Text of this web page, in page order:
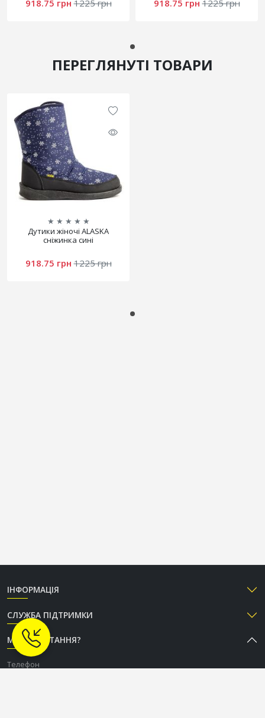
918.75 грн 1225 грн 918.75 грн 1225 грн
ПЕРЕГЛЯНУТІ ТОВАРИ
★ ★ ★ ★ ★
Дутики жіночі ALASKA
сніжинка сині
918.75 грн 1225 грн
ІНФОРМАЦІЯ
СЛУЖБА ПІДТРИМКИ
МАЄТЕ ПИТАННЯ?
Телефон